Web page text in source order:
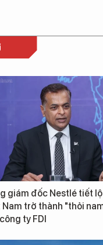
giám đốc Nestlé tiết
Nam trở thành "thỏi
ty FDI